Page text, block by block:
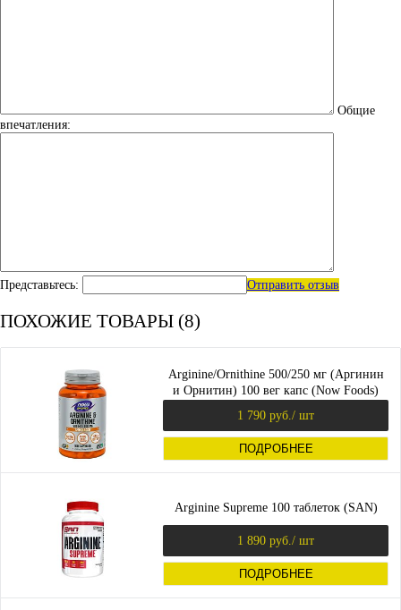
Общие
впечатления:
Представьтесь: Отправить отзыв
ПОХОЖИЕ ТОВАРЫ (8)
Arginine/Ornithine 500/250 мг (Аргинин
и Орнитин) 100 вег капс (Now Foods)
1 790 руб. / шт
ПОДРОБНЕЕ
Arginine Supreme 100 таблеток (SAN)
1 890 руб. / шт
ПОДРОБНЕЕ